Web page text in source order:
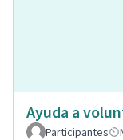
Ayuda a
Participantes